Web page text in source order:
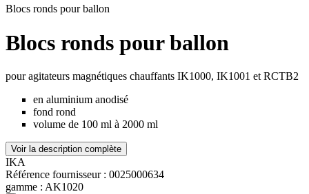
Blocs ronds pour ballon
Blocs ronds pour ballon
pour agitateurs magnétiques chauffants IK1000, IK1001 et RCTB2
en aluminium anodisé
fond rond
volume de 100 ml à 2000 ml
Voir la description complète
IKA
Référence fournisseur : 0025000634
gamme : AK1020